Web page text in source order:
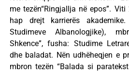
me tezën“Ringjallja në epos”.
hap drejt karrierës
Studimeve Albanologjike),
Shkence”, fusha: Studime
dhe baladat. Nën udhëheqjen e
mbron tezën “Balada si